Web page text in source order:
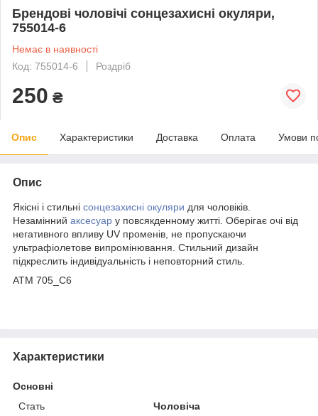
Брендові чоловічі сонцезахисні окуляри,
755014-6
Немає в наявності
Код: 755014-6
Роздріб
250 ₴
Опис Характеристики Доставка Оплата Умови
Опис
Якісні і стильні сонцезахисні окуляри для чоловіків.
Незамінний аксесуар у повсякденному житті. Оберігає очі від
негативного впливу UV променів, не пропускаючи
ультрафіолетове випромінювання. Стильний дизайн
підкреслить індивідуальність і неповторний стиль.
ATM 705_С6
Характеристики
Основні
Стать
Чоловіча